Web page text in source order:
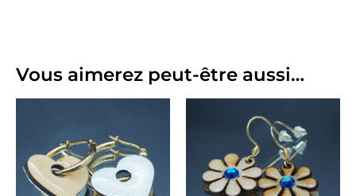
Vous aimerez peut-être aussi…